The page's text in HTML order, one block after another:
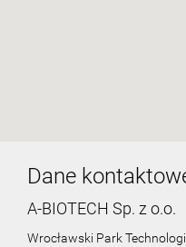
Dane
A-BIOTECH Sp. z o.o.
Wrocławski Park